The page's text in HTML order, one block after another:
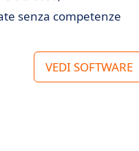
senza competenze
VEDI SOFTWARE